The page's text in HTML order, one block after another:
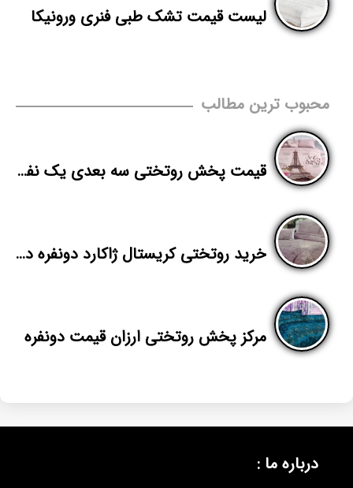
لیست قیمت تشک طبی فنری ورونیکا
محبوب ترین مطالب
قیمت پخش روتختی سه بعدی یک نفره
خرید روتختی کریستال ژاکارد دونفره در تهران
مرکز پخش روتختی ارزان قیمت دونفره
درباره ما :